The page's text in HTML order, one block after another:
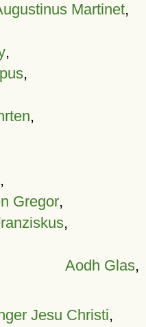
Martinet,
,
,
,
,
Gregor,
,
Aodh Glas,
Jesu Christi,